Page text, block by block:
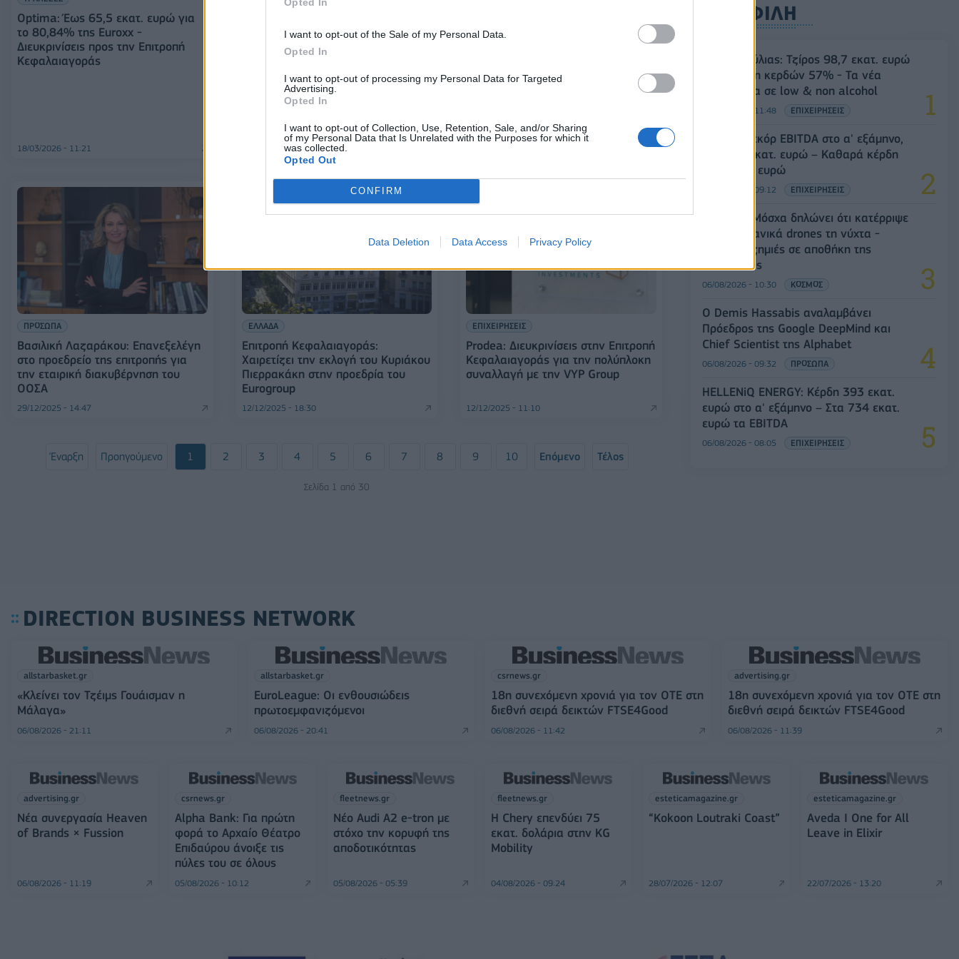
I want to opt-out of the Sale of my Personal Data.
Opted In
I want to opt-out of processing my Personal Data for Targeted
Advertising.
Opted In
I want to opt-out of Collection, Use, Retention, Sale, and/or Sharing
of my Personal Data that Is Unrelated with the Purposes for which it
was collected.
Opted Out
CONFIRM
Data Deletion Data Access Privacy Policy
Optima: Έως 65,5 εκατ. ευρώ για
το 80,84% της Euroxx -
Διευκρινίσεις προς την Επιτροπή
Κεφαλαιαγοράς
18/03/2026 - 11:21
ΕΠΙΧΕΙΡΗΣΕΙΣ
Μνημόνιο Συνεργασίας μεταξύ της
Συμβουλίου Ελέγχου Επικοινωνίας
17/02/2026 - 13:47
Μνημόνιο συνεργασίας με το
ΠΡΟΣΩΠΑ
Bασιλική Λαζαράκου: Eπανεξελέγη
στο προεδρείο της επιτροπής για
την εταιρική διακυβέρνηση του
ΟΟΣΑ
29/12/2025 - 14:47
ΕΛΛΑΔΑ
Eπιτροπή Κεφαλαιαγοράς:
Χαιρετίζει την εκλογή του Κυριάκου
Πιερρακάκη στην προεδρία του
Eurogroup
12/12/2025 - 18:30
ΕΠΙΧΕΙΡΗΣΕΙΣ
Prodea: Διευκρινίσεις στην Επιτροπή
Κεφαλαιαγοράς για την πολύπλοκη
συναλλαγή με την VYP Group
12/12/2025 - 11:10
Έναρξη Προηγούμενο 1 2 3 4 5 6 7 8 9 10 Επόμενο Τέλος
Σελίδα 1 από 30
ΔΗΜΟΦΙΛΗ
Β.Σ. Καρούλιας: Τζίρος 98,7 εκατ. ευρώ
και αύξηση κερδών 57% - Τα νέα
στοιχήματα σε low & non alcohol
06/08/2026 - 11:48 ΕΠΙΧΕΙΡΗΣΕΙΣ
Metlen: Ρεκόρ EBITDA στο α' εξάμηνο,
στα 550 εκατ. ευρώ – Καθαρά κέρδη
313 εκατ. ευρώ
06/08/2026 - 09:12 ΕΠΙΧΕΙΡΗΣΕΙΣ
Ρωσία: Η Μόσχα δηλώνει ότι κατέρριψε
605 ουκρανικά drones τη νύχτα -
Ελαφρές ζημιές σε αποθήκη της
Wildberries
06/08/2026 - 10:30 ΚΟΣΜΟΣ
Ο Demis Hassabis αναλαμβάνει
Πρόεδρος της Google DeepMind και
Chief Scientist της Alphabet
06/08/2026 - 09:32 ΠΡΟΣΩΠΑ
HELLENiQ ENERGY: Κέρδη 393 εκατ.
ευρώ στο α' εξάμηνο – Στα 734 εκατ.
ευρώ τα EBITDA
06/08/2026 - 08:05 ΕΠΙΧΕΙΡΗΣΕΙΣ
DIRECTION BUSINESS NETWORK
allstarbasket.gr
«Κλείνει τον Τζέιμς Γουάισμαν η
Μάλαγα»
06/08/2026 - 21:11
allstarbasket.gr
EuroLeague: Οι ενθουσιώδεις
πρωτοεμφανιζόμενοι
06/08/2026 - 20:41
csrnews.gr
18η συνεχόμενη χρονιά για τον ΟΤΕ στη
διεθνή σειρά δεικτών FTSE4Good
06/08/2026 - 11:42
advertising.gr
18η συνεχόμενη χρονιά για τον ΟΤΕ στη
διεθνή σειρά δεικτών FTSE4Good
06/08/2026 - 11:39
advertising.gr
Νέα συνεργασία Heaven
of Brands × Fussion
06/08/2026 - 11:19
csrnews.gr
Alpha Bank: Για πρώτη
φορά το Αρχαίο Θέατρο
Επιδαύρου άνοιξε τις
πύλες του σε όλους
05/08/2026 - 10:12
fleetnews.gr
Νέο Audi A2 e-tron με
στόχο την κορυφή της
αποδοτικότητας
05/08/2026 - 05:39
fleetnews.gr
Η Chery επενδύει 75
εκατ. δολάρια στην KG
Mobility
04/08/2026 - 09:24
esteticamagazine.gr
“Kokoon Loutraki Coast”
28/07/2026 - 12:07
esteticamagazine.gr
Aveda I One for All
Leave in Elixir
22/07/2026 - 13:20